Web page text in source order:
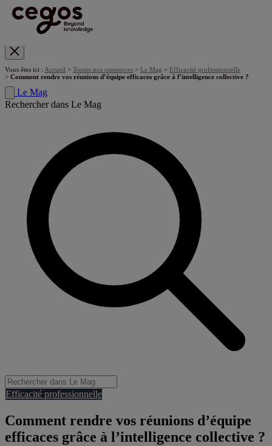
Vous êtes ici : Accueil > Toutes nos ressources > Le Mag > Efficacité professionnelle
> Comment rendre vos réunions d’équipe efficaces grâce à l’intelligence collective ?
Le Mag
Rechercher dans Le Mag
Efficacité professionnelle
Comment rendre vos réunions d’équipe
efficaces grâce à l’intelligence collective ?